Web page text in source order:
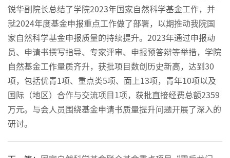
锐华副院长总结了学院2023年国家自然科学基金工作，并
就2024年度基金申报重点工作做了部署，以期推动我院国
家自然科学基金申报质量的持续提升。2023年通过申报动
员、申请书撰写指导、专家评审、申报预答辩等举措，学院
自然基金工作量质齐升，获批项目数创历史新高，达到30
项，包括优青1项、重点类5项、面上13项，青年10项以及
国际（地区）合作与交流项目1项，获批直接经费总额2359
万元。与会人员围绕基金申请书质量提升问题开展了深入的
研讨。